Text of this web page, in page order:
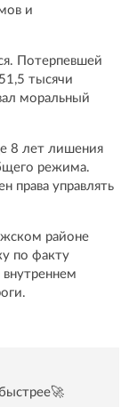
и
Потерпевшей
тысячи
моральный
8 лет лишения
режима.
права управлять
районе
по факту